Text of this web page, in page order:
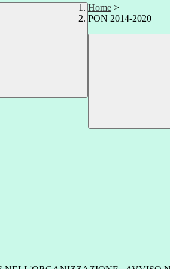
Home >
PON 2014-2020